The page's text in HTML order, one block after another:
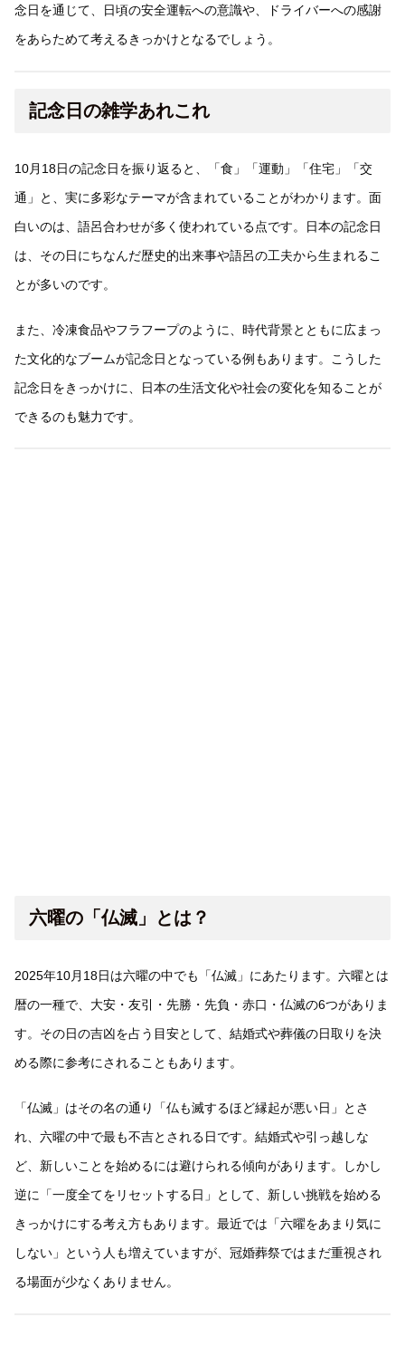
念日を通じて、日頃の安全運転への意識や、ドライバーへの感謝
をあらためて考えるきっかけとなるでしょう。
記念日の雑学あれこれ
10月18日の記念日を振り返ると、「食」「運動」「住宅」「交
通」と、実に多彩なテーマが含まれていることがわかります。面
白いのは、語呂合わせが多く使われている点です。日本の記念日
は、その日にちなんだ歴史的出来事や語呂の工夫から生まれるこ
とが多いのです。
また、冷凍食品やフラフープのように、時代背景とともに広まっ
た文化的なブームが記念日となっている例もあります。こうした
記念日をきっかけに、日本の生活文化や社会の変化を知ることが
できるのも魅力です。
六曜の「仏滅」とは？
2025年10月18日は六曜の中でも「仏滅」にあたります。六曜とは
暦の一種で、大安・友引・先勝・先負・赤口・仏滅の6つがありま
す。その日の吉凶を占う目安として、結婚式や葬儀の日取りを決
める際に参考にされることもあります。
「仏滅」はその名の通り「仏も滅するほど縁起が悪い日」とさ
れ、六曜の中で最も不吉とされる日です。結婚式や引っ越しな
ど、新しいことを始めるには避けられる傾向があります。しかし
逆に「一度全てをリセットする日」として、新しい挑戦を始める
きっかけにする考え方もあります。最近では「六曜をあまり気に
しない」という人も増えていますが、冠婚葬祭ではまだ重視され
る場面が少なくありません。